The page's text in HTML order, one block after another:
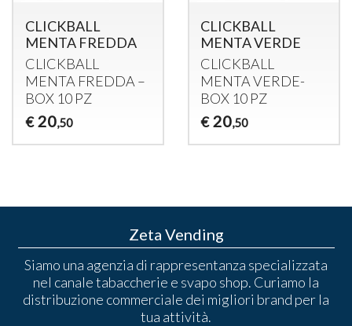
CLICKBALL
MENTA FREDDA
CLICKBALL
MENTA FREDDA –
BOX10 PZ
€ 20,50
CLICKBALL
MENTA VERDE
CLICKBALL
MENTAVERDE-
BOX 10 PZ
€ 20,50
Zeta Vending
Siamo una agenzia di rappresentanza specializzata
nel canale tabaccherie e svapo shop. Curiamo la
distribuzione commerciale dei migliori brand per la
tua attività.